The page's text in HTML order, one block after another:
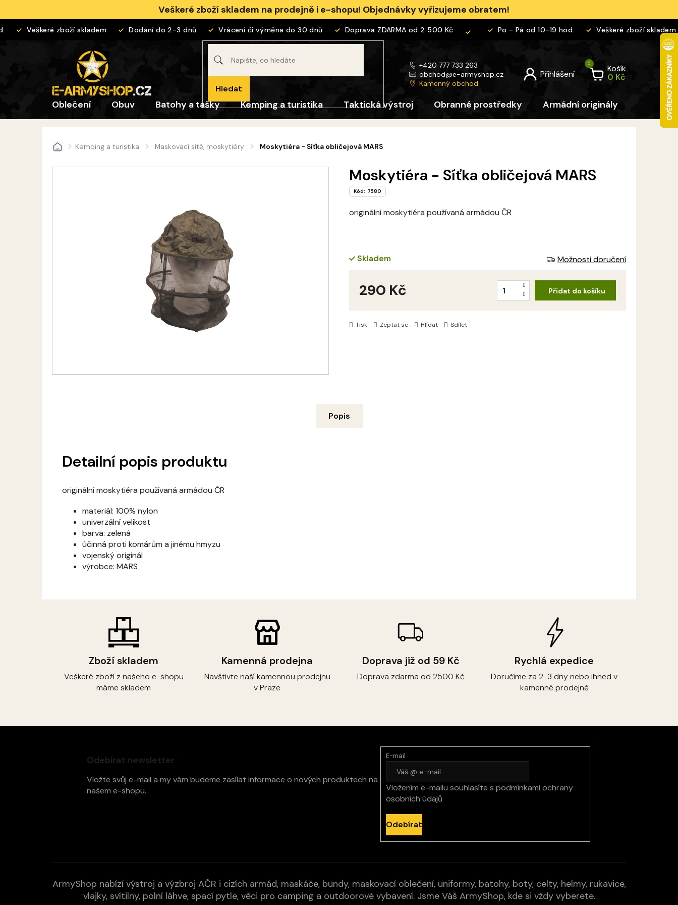
obsah
Veškeré zboží skladem na prodejně i e-shopu! Objednávky vyřizujeme obratem!
Veškeré zboží skladem Dodání do 2-3 dnů Vrácení či výměna do 30 dnů Doprava ZDARMA od 2 500 Kč Po - Pá od 10-19 hod. Veškeré zboží skladem
Hledat
+420 777 733 263
obchod@e-armyshop.cz
Kamenný obchod
Košík
Oblečení Obuv Batohy a tašky Kemping a turistika Taktická výstroj Obranné prostředky Armádní originály Pro děti
DomůKemping a turistika Maskovací sítě, moskytiéry Moskytiéra - Síťka obličejová MARS
originální moskytiéra používaná armádou ČR
Tisk Zeptat se Hlídat Sdílet
Moskytiéra - Síťka obličejová MARS
Kód: 7580
Skladem Možnosti doručení
290 Kč Přidat do košíku
Zboží skladem
Veškeré zboží z našeho e-shopu
máme skladem
Kamenná prodejna
Navštivte naší kamennou prodejnu
v Praze
Doprava již od 59 Kč
Doprava zdarma od 2500 Kč
Rychlá expedice
Doručíme za 2-3 dny nebo ihned v
kamenné prodejně
Popis
Detailní popis produktu
originální moskytiéra používaná armádou ČR
materiál: 100% nylon
univerzální velikost
barva: zelená
účinná proti komárům a jinému hmyzu
vojenský originál
výrobce: MARS
Odebírat newsletter
Vložte svůj e-mail a my vám budeme zasílat informace o nových produktech na
našem e-shopu.
E-mail
Vložením e-mailu souhlasíte s podmínkami ochrany
osobních údajů
Odebírat
ArmyShop nabízí výstroj a výzbroj AČR i cizích armád, maskáče, bundy, maskovací oblečení, uniformy, batohy, boty, celty, helmy, rukavice,
vlajky, svítilny, polní láhve, spací pytle, věci pro camping a outdoorové vybavení. Jsme Váš ArmyShop, kde si vždy vyberete.